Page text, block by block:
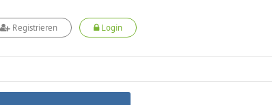
Registrieren Login